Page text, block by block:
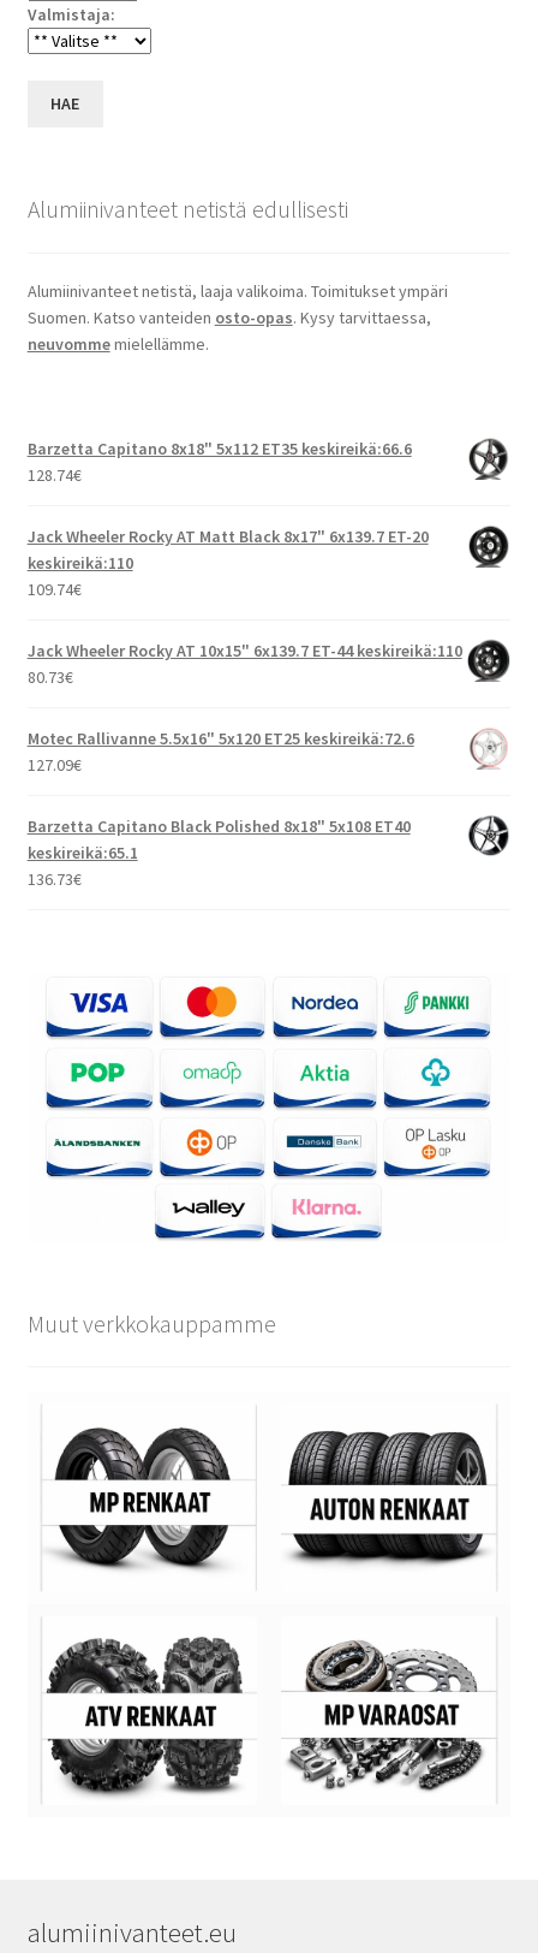
Valmistaja:
HAE
Alumiinivanteet netistä edullisesti
Alumiinivanteet netistä, laaja valikoima. Toimitukset ympäri
Suomen. Katso vanteiden osto-opas. Kysy tarvittaessa,
neuvommemielellämme.
Barzetta Capitano 8x18" 5x112 ET35 keskireikä:66.6
128.74€
Jack Wheeler Rocky AT Matt Black 8x17" 6x139.7 ET-20
keskireikä:110
109.74€
Jack Wheeler Rocky AT 10x15" 6x139.7 ET-44 keskireikä:110
80.73€
Motec Rallivanne 5.5x16" 5x120 ET25 keskireikä:72.6
127.09€
Barzetta Capitano Black Polished 8x18" 5x108 ET40
keskireikä:65.1
136.73€
Muut verkkokauppamme
alumiinivanteet.eu